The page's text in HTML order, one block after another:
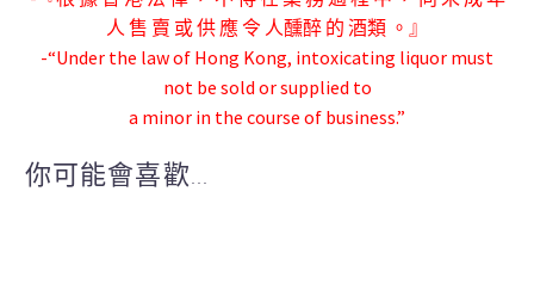
人 售 賣 或 供 應 令 人醺醉 的 酒類 。』
-“Under the law of Hong Kong, intoxicating liquor must
not be sold or supplied to
a minor in the course of business.”
你可能會喜歡...